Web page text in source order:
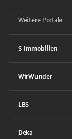
Weitere Portale
S-Immobilien
WirWunder
LBS
Deka